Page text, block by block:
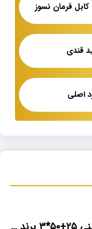
کابل فرمان نسوز
اصلی